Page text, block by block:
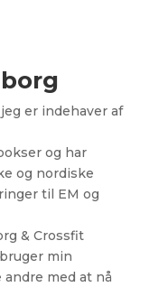
er indehaver af
og har
og nordiske
til EM og
& Crossfit
min
med at nå